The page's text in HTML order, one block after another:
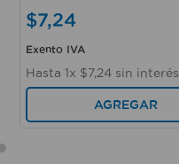
$7,24
Exento IVA
Hasta 1x $7,24 sin interés
AGREGAR